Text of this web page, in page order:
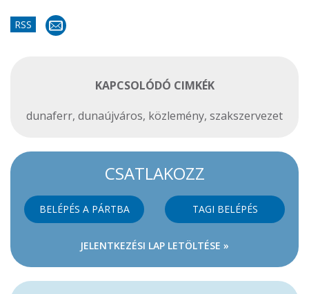
RSS
KAPCSOLÓDÓ CIMKÉK
dunaferr, dunaújváros, közlemény, szakszervezet
CSATLAKOZZ
BELÉPÉS A PÁRTBA TAGI BELÉPÉS
JELENTKEZÉSI LAP LETÖLTÉSE »